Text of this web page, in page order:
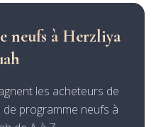
neufs à Herzliya
les acheteurs de
programme neufs à